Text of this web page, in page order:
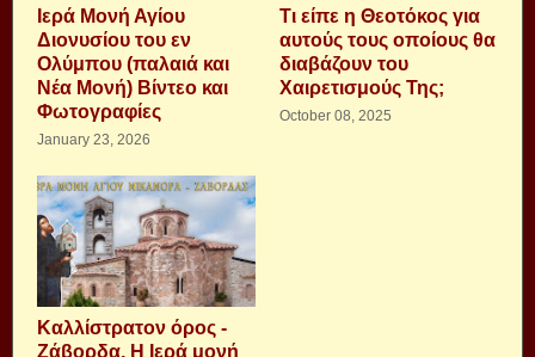
Ιερά Μονή Αγίου
Διονυσίου του εν
Ολύμπου (παλαιά και
Νέα Μονή) Βίντεο και
Φωτογραφίες
January 23, 2026
Τι είπε η Θεοτόκος για
αυτούς τους οποίους θα
διαβάζουν του
Χαιρετισμούς Της;
October 08, 2025
Καλλίστρατον όρος -
Ζάβορδα, Η Ιερά μονή